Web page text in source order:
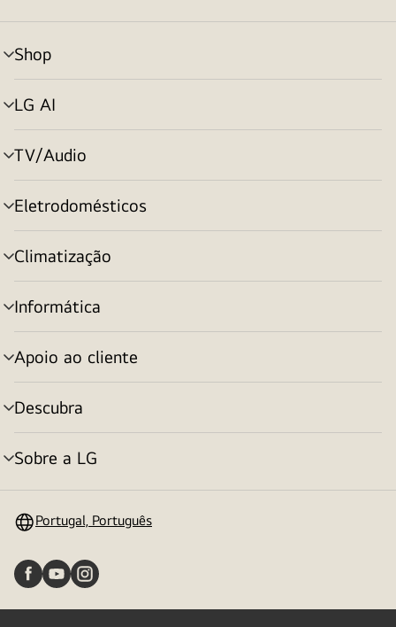
Shop
alternar
menu
LG AI
alternar
menu
TV/Audio
alternar
menu
Eletrodomésticos
alternar
menu
Climatização
alternar
menu
Informática
alternar
menu
Apoio ao cliente
alternar
menu
Descubra
alternar
menu
Sobre a LG
alternar
Portugal, Português